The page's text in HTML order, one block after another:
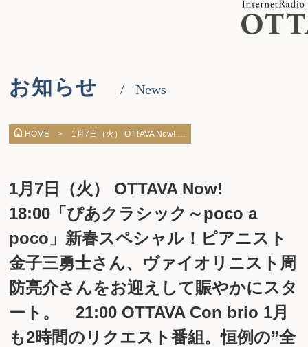
お知らせ News
HOME > 1月7日（火） OTTAVA Now! …
1月7日（火） OTTAVA Now!
18:00「ぴあクラシック～poco a
poco」新春スペシャル！ピアニスト
金子三勇士さん、ヴァイオリニスト周
防亮介さんをお迎えして賑やかにスタ
ート。 21:00 OTTAVA Con brio 1月
も2時間のリクエスト番組。恒例の”全